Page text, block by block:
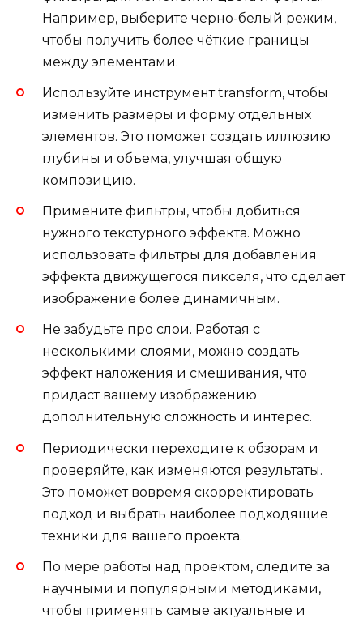
Например, выберите черно-белый режим,
чтобы получить более чёткие границы
между элементами.
Используйте инструмент transform, чтобы
изменить размеры и форму отдельных
элементов. Это поможет создать иллюзию
глубины и объема, улучшая общую
композицию.
Примените фильтры, чтобы добиться
нужного текстурного эффекта. Можно
использовать фильтры для добавления
эффекта движущегося пикселя, что сделает
изображение более динамичным.
Не забудьте про слои. Работая с
несколькими слоями, можно создать
эффект наложения и смешивания, что
придаст вашему изображению
дополнительную сложность и интерес.
Периодически переходите к обзорам и
проверяйте, как изменяются результаты.
Это поможет вовремя скорректировать
подход и выбрать наиболее подходящие
техники для вашего проекта.
По мере работы над проектом, следите за
научными и популярными методиками,
чтобы применять самые актуальные и